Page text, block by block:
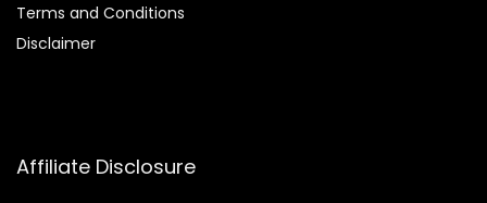
Terms and Conditions
Disclaimer
Affiliate Disclosure